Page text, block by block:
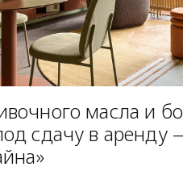
масла и
сдачу в аренду